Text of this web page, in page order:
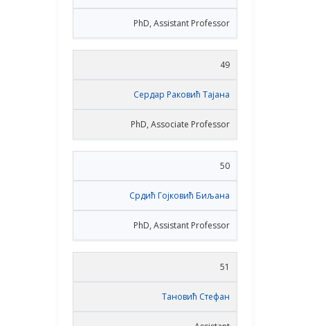
PhD, Assistant Professor
49
Сердар Раковић Тајана
PhD, Associate Professor
50
Срдић Гојковић Биљана
PhD, Assistant Professor
51
Тановић Стефан